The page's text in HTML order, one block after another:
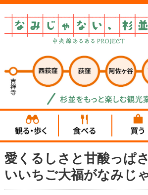
愛くるしさと甘酸っぱ
いいちご大福がなみじ